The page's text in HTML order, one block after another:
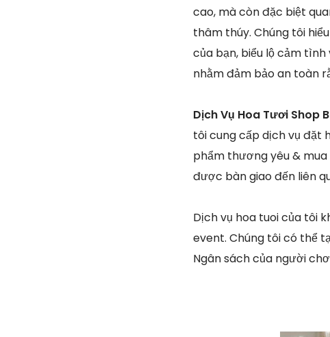
cao, mà còn đặc biệt
thâm thúy. Chúng tôi
của bạn, biểu lộ cảm
nhằm đảm bảo an toàn
Dịch Vụ Hoa Tươi Shop
tôi cung cấp dịch vụ đặt
phẩm thương yêu &
được bàn giao đến liên
Dịch vụ hoa tuoi của tôi
event. Chúng tôi có thể
Ngân sách của người